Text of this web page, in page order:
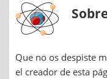
Que no os despiste
el creador de esta